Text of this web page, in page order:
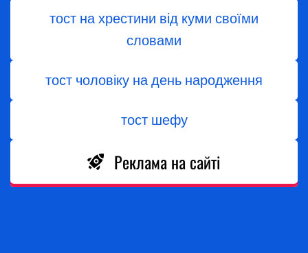
тост на хрестини від куми своїми
словами
тост чоловіку на день народження
тост шефу
Реклама на сайті